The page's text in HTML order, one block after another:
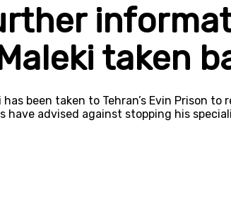
taken
been taken to Tehran’s Evin Prison
have advised against stopping his